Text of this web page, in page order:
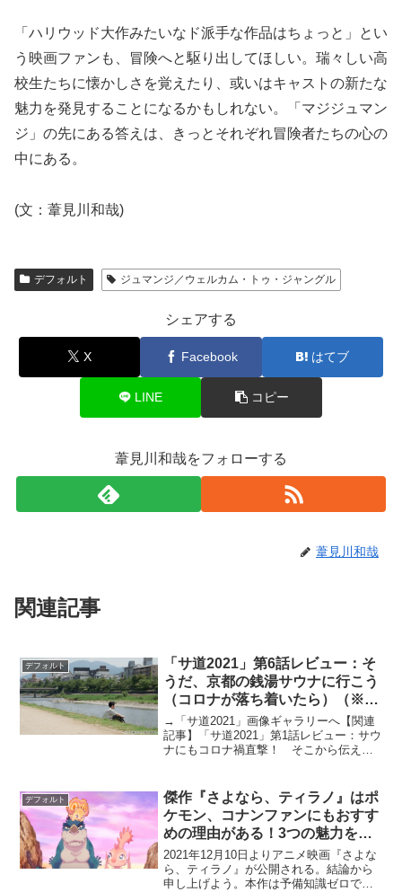
「ハリウッド大作みたいなド派手な作品はちょっと」とい
う映画ファンも、冒険へと駆り出してほしい。瑞々しい高
校生たちに懐かしさを覚えたり、或いはキャストの新たな
魅力を発見することになるかもしれない。「マジジュマン
ジ」の先にある答えは、きっとそれぞれ冒険者たちの心の
中にある。
(文：葦見川和哉)
デフォルト ジュマンジ／ウェルカム・トゥ・ジャングル
シェアする
X Facebook はてブ
LINE コピー
葦見川和哉をフォローする
葦見川和哉
関連記事
デフォルト
「サ道2021」第6話レビュー：そ
うだ、京都の銭湯サウナに行こう
（コロナが落ち着いたら）（※ス
トーリーネタバレあり）
→「サ道2021」画像ギャラリーへ【関連
記事】「サ道2021」第1話レビュー：サウ
ナにもコロナ禍直撃！ そこから伝える
痴を消す効用あり！ 錦糸町・黄金湯に
早くイキ...
デフォルト
傑作『さよなら、ティラノ』はポ
ケモン、コナンファンにもおすす
めの理由がある！3つの魅力を解
説！
2021年12月10日よりアニメ映画『さよな
ら、ティラノ』が公開される。結論から
申し上げよう。本作は予備知識ゼロで存